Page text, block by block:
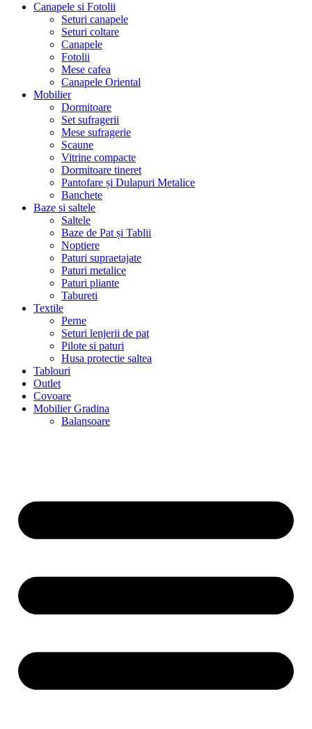
Canapele si Fotolii
Seturi canapele
Seturi coltare
Canapele
Fotolii
Mese cafea
Canapele Oriental
Mobilier
Dormitoare
Set sufragerii
Mese sufragerie
Scaune
Vitrine compacte
Dormitoare tineret
Pantofare și Dulapuri Metalice
Banchete
Baze si saltele
Saltele
Baze de Pat și Tablii
Noptiere
Paturi supraetajate
Paturi metalice
Paturi pliante
Tabureti
Textile
Perne
Seturi lenjerii de pat
Pilote si paturi
Husa protectie saltea
Tablouri
Outlet
Covoare
Mobilier Gradina
Balansoare